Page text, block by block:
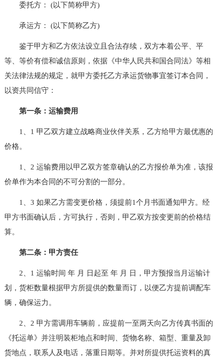
委托方： (以下简称甲方)
承运方： (以下简称乙方)
鉴于甲方和乙方依法设立且合法存续，双方本着公平、平
等、等价有偿和诚信原则，依据《中华人民共和国合同法》等相
关法律法规的规定，就甲方委托乙方承运货物事宜签订本合同，
以资共同信守：
第一条：运输费用
1、1 甲乙双方建立战略商业伙伴关系，乙方给甲方最优惠的
价格。
1、2 运输费用以甲乙双方签章确认的乙方报价单为准，该报
价单作为本合同的不可分割的一部分。
1、3 如果乙方需变更价格，须提前1个月书面通知甲方。经
甲方书面确认后，方可执行，否则，甲乙双方按变更前的价格结
算。
第二条：甲方责任
2、1 运输时间 年 月 日起至 年 月 日，甲方预报当月运输计
划，货柜数量根据甲方所提供的数量而订，以便乙方提前调配车
辆，确保运力。
2、2 甲方需调用车辆前，应提前一至两天向乙方传真书面的
《托运单》并注明装柜地点和时间、货物名称、箱型、重量及卸
货地点，联系人及电话，落重日期等。并对所提供托运资料的真